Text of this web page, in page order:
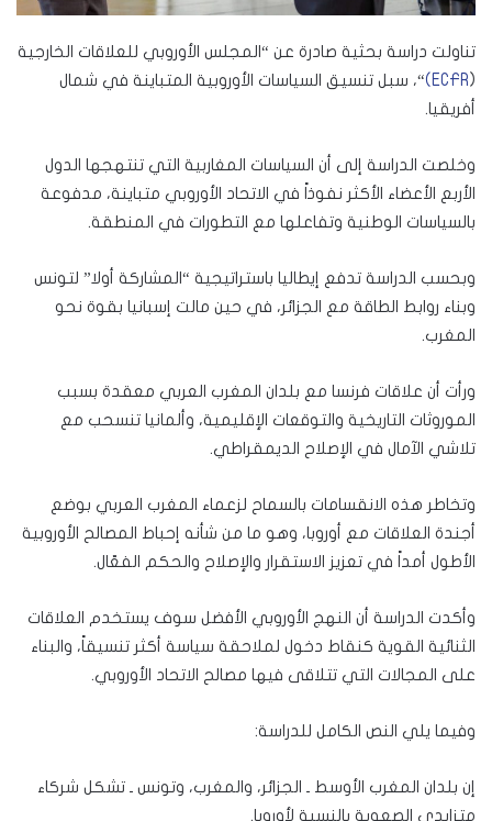
تناولت دراسة بحثية صادرة عن “المجلس الأوروبي للعلاقات الخارجية
(
ECFR) “، سبل تنسيق السياسات الأوروبية المتباينة في شمال
أفريقيا.
وخلصت الدراسة إلى أن السياسات المغاربية التي تنتهجها الدول
الأربع الأعضاء الأكثر نفوذاً في الاتحاد الأوروبي متباينة، مدفوعة
بالسياسات الوطنية وتفاعلها مع التطورات في المنطقة.
وبحسب الدراسة تدفع إيطاليا باستراتيجية “المشاركة أولا” لتونس
وبناء روابط الطاقة مع الجزائر، في حين مالت إسبانيا بقوة نحو
المغرب.
ورأت أن علاقات فرنسا مع بلدان المغرب العربي معقدة بسبب
الموروثات التاريخية والتوقعات الإقليمية، وألمانيا تنسحب مع
تلاشي الآمال في الإصلاح الديمقراطي.
وتخاطر هذه الانقسامات بالسماح لزعماء المغرب العربي بوضع
أجندة العلاقات مع أوروبا، وهو ما من شأنه إحباط المصالح الأوروبية
الأطول أمداً في تعزيز الاستقرار والإصلاح والحكم الفعّال.
وأكدت الدراسة أن النهج الأوروبي الأفضل سوف يستخدم العلاقات
الثنائية القوية كنقاط دخول لملاحقة سياسة أكثر تنسيقاً، والبناء
على المجالات التي تتلاقى فيها مصالح الاتحاد الأوروبي.
وفيما يلي النص الكامل للدراسة:
إن بلدان المغرب الأوسط ـ الجزائر، والمغرب، وتونس ـ تشكل شركاء
متزايدي الصعوبة بالنسبة لأوروبا.